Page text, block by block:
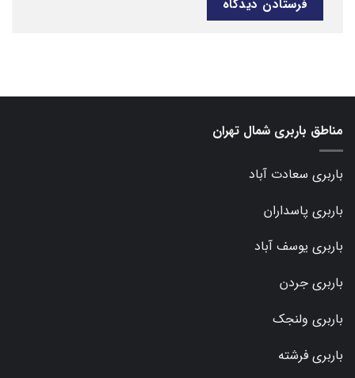
مناطق باربری شمال تهران
باربری سعادت آباد
باربری پاسداران
باربری یوسف آباد
باربری جردن
باربری ولنجک
باربری فرشته